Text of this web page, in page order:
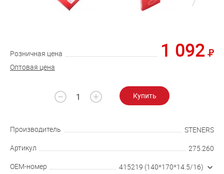
Розничная цена 1 092
Оптовая цена
Купить
Производитель STENERS
Артикул 275.260
OEM-номер 415219 (140*170*14.5/16)